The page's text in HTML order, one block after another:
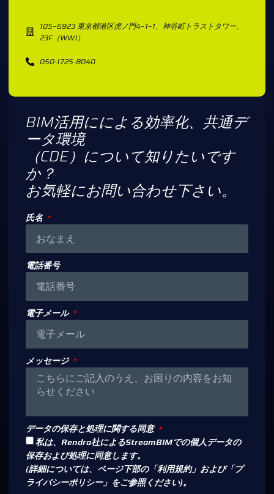
105−6923 東京都港区虎ノ門4−1−1、神谷町トラストタワー、
23F（WWJ）
050-1725-8040
BIM活用にによる効率化、共通デ
ータ環境
（CDE）について知りたいです
か？
お気軽にお問い合わせ下さい。
氏名
電話番号
電子メール
メッセージ
データの保存と処理に関する同意
私は、Rendra社によるStreamBIMでの個人データの
保存および処理に同意します。
(詳細については、ページ下部の「利用規約」および「プ
ライバシーポリシー」をご参照ください)。